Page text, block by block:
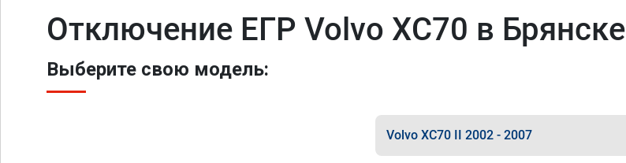
Отключение ЕГР Volvo XC70 в Брянске
Выберите свою модель:
Volvo XC70 II 2002 - 2007